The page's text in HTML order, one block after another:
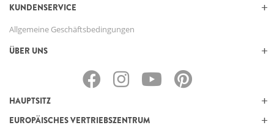
KUNDENSERVICE
Allgemeine Geschäftsbedingungen
ÜBER UNS
HAUPTSITZ
EUROPÄISCHES VERTRIEBSZENTRUM